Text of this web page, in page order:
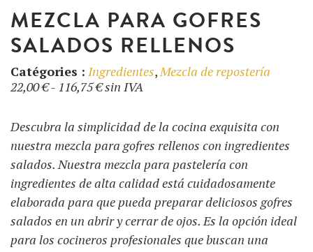
Ingredientes
MEZCLA PARA GOFRES
SALADOS RELLENOS
Catégories : Ingredientes, Mezcla de repostería
22,00€- 116,75€Rango
precios:
desde
22,00 €
hasta
116,75 €
sin IVA
Descubra la simplicidad de la cocina exquisita con
nuestra mezcla para gofres rellenos con ingredientes
salados. Nuestra mezcla para pastelería con
ingredientes de alta calidad está cuidadosamente
elaborada para que pueda preparar deliciosos gofres
salados en un abrir y cerrar de ojos. Es la opción ideal
para los cocineros profesionales que buscan una